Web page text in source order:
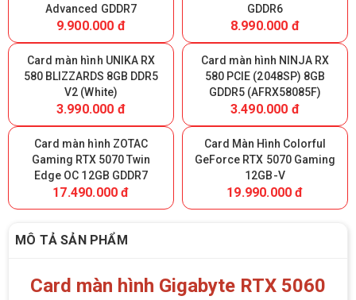
Advanced GDDR7
9.900.000 đ
GDDR6
8.990.000 đ
Card màn hình UNIKA RX
580 BLIZZARDS 8GB DDR5
V2 (White)
3.990.000 đ
Card màn hình NINJA RX
580 PCIE (2048SP) 8GB
GDDR5 (AFRX58085F)
3.490.000 đ
Card màn hình ZOTAC
Gaming RTX 5070 Twin
Edge OC 12GB GDDR7
17.490.000 đ
Card Màn Hình Colorful
GeForce RTX 5070 Gaming
12GB-V
19.990.000 đ
MÔ TẢ SẢN PHẨM
Card màn hình Gigabyte RTX 5060